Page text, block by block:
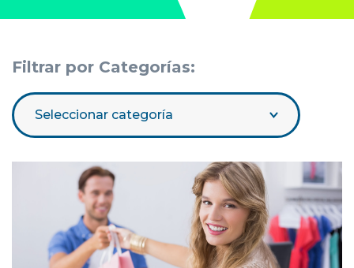
Filtrar por Categorías:
Seleccionar categoría